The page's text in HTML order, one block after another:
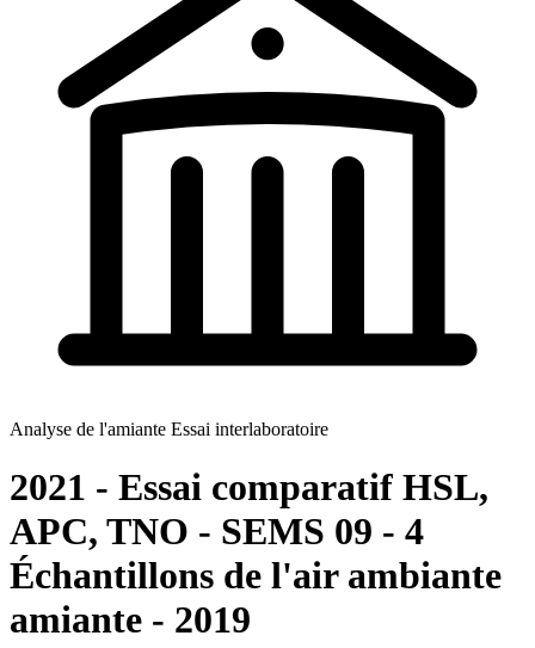
Analyse de l'amiante Essai interlaboratoire
2021 - Essai comparatif HSL,
APC, TNO - SEMS 09 - 4
Échantillons de l'air ambiante
amiante - 2019